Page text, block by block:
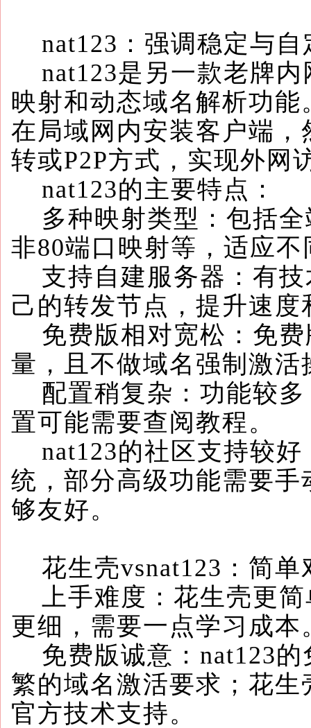
nat123：强调稳定与自
nat123是另一款老牌内
映射和动态域名解析功
在局域网内安装客户端
转或P2P方式，实现外网
nat123的主要特点：
多种映射类型：包括全
非80端口映射等，适应不
支持自建服务器：有技
己的转发节点，提升速度
免费版相对宽松：免费
量，且不做域名强制激活
配置稍复杂：功能较多
置可能需要查阅教程。
nat123的社区支持较好
统，部分高级功能需要
够友好。
花生壳vsnat123：简单
上手难度：花生壳更简
更细，需要一点学习成本
免费版诚意：nat123的
繁的域名激活要求；花
官方技术支持。